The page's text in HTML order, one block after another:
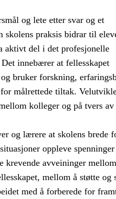
og lete etter svar og et
skolens praksis bidrar til
aktivt del i det profesjonelle
innebærer at fellesskapet
bruker forskning,
målrettede tiltak.
kolleger og på tvers av
og lærere at skolens brede
oppleve
krevende avveininger mellom
mellom å støtte og
med å forberede for